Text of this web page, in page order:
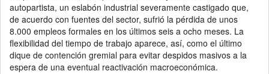
autopartista, un eslabón industrial severamente castigado que,
de acuerdo con fuentes del sector, sufrió la pérdida de unos
8.000 empleos formales en los últimos seis a ocho meses. La
flexibilidad del tiempo de trabajo aparece, así, como el último
dique de contención gremial para evitar despidos masivos a la
espera de una eventual reactivación macroeconómica.